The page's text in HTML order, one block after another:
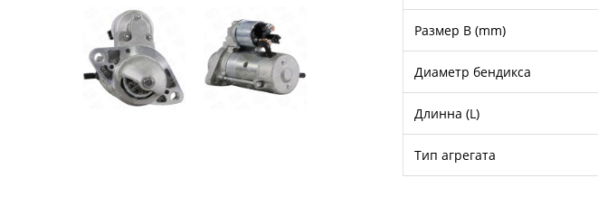
Размер B (mm)
Диаметр бендикса
Длинна (L)
Тип агрегата